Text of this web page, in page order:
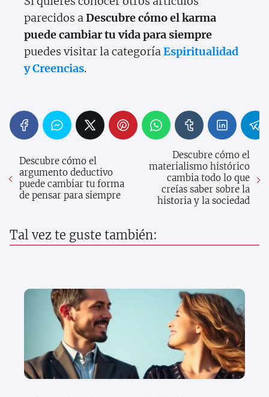
parecidos aDescubre cómo el karma
puede cambiar tu vida para siempre
puedes visitar la categoríaEspiritualidad
y Creencias.
Descubre cómo el
argumento deductivo
puede cambiar tu forma
de pensar para siempre
Descubre cómo el
materialismo histórico
cambia todo lo que
creías saber sobre la
historia y la sociedad
Tal vez te guste también: